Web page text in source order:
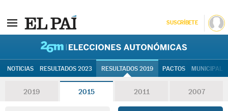
SUSCRÍBETE
NOTICIAS RESULTADOS 2023 RESULTADOS 2019 PACTOS
2019 2015 2011 2007